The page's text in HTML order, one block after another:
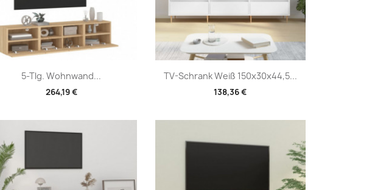
5-Tlg. Wohnwand...
264,19 €
Vorschau TV-Schrank Weiß 150x30x44,5...
138,36 €
Vorschau